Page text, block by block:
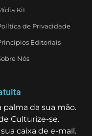
Kit
de Privacidade
Editoriais
Nós
da sua mão.
Culturize-se.
caixa de e-mail.